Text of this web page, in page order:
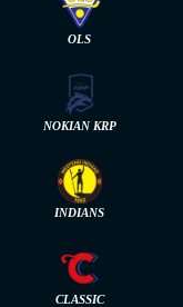
OLS
NOKIAN KRP
INDIANS
CLASSIC